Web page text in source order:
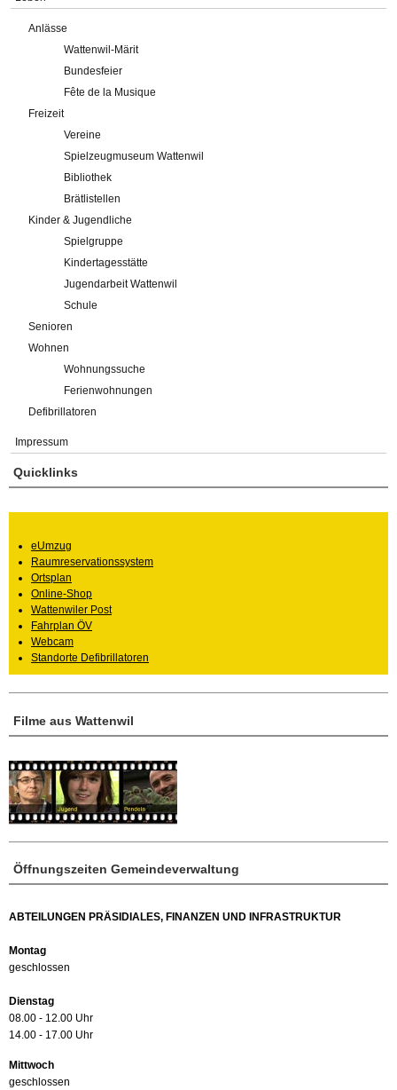
Anlässe
Wattenwil-Märit
Bundesfeier
Fête de la Musique
Freizeit
Vereine
Spielzeugmuseum Wattenwil
Bibliothek
Brätlistellen
Kinder & Jugendliche
Spielgruppe
Kindertagesstätte
Jugendarbeit Wattenwil
Schule
Senioren
Wohnen
Wohnungssuche
Ferienwohnungen
Defibrillatoren
Impressum
Öffnungszeiten Gemeindeverwaltung
ABTEILUNGEN PRÄSIDIALES, FINANZEN UND INFRASTRUKTUR
Montag
geschlossen
Dienstag
08.00 - 12.00 Uhr
14.00 - 17.00 Uhr
Mittwoch
geschlossen
Filme aus Wattenwil
Quicklinks
eUmzug
Raumreservationssystem
Ortsplan
Online-Shop
Wattenwiler Post
Fahrplan ÖV
Webcam
Standorte Defibrillatoren